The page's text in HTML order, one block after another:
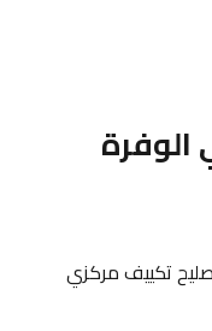
تكييف مركزي